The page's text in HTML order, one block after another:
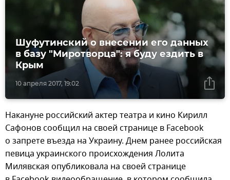
10 апреля 2017, 19:02
Шуфутинский о внесении его данных
в базу "Миротворца": я буду ездить в
Крым
Накануне российский актер театра и кино Кирилл
Сафонов сообщил на своей странице в Facebook
о запрете въезда на Украину. Днем ранее российская
певица украинского происхождения Лолита
Милявская опубликовала на своей странице